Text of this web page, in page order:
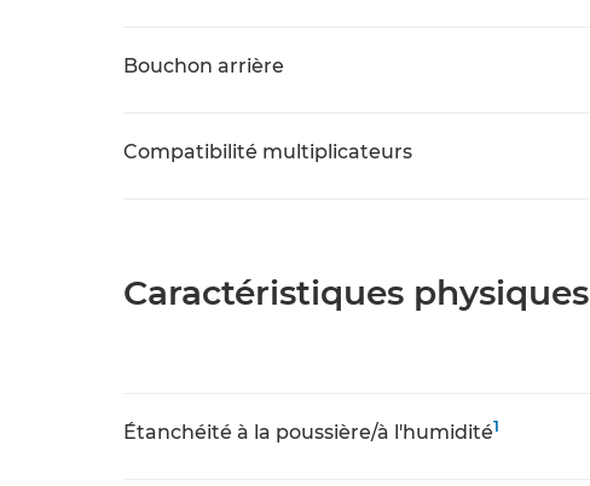
Bouchon arrière
Compatibilité multiplicateurs
Caractéristiques physiques
Étanchéité à la poussière/à l'humidité1